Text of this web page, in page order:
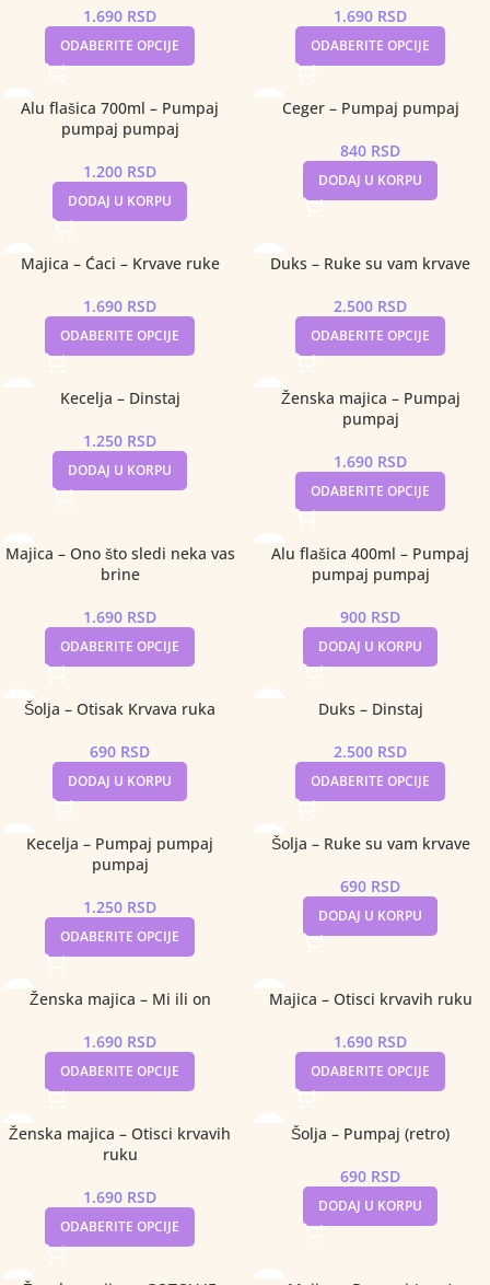
1.690 RSD
ODABERITE OPCIJE
1.690 RSD
ODABERITE OPCIJE
Alu flašica 700ml – Pumpaj
pumpaj pumpaj
1.200 RSD
DODAJ U KORPU
Ceger – Pumpaj pumpaj
840 RSD
DODAJ U KORPU
Majica – Ćaci – Krvave ruke
1.690 RSD
ODABERITE OPCIJE
Duks – Ruke su vam krvave
2.500 RSD
ODABERITE OPCIJE
Kecelja – Dinstaj
1.250 RSD
DODAJ U KORPU
Ženska majica – Pumpaj
pumpaj
1.690 RSD
ODABERITE OPCIJE
Majica – Ono što sledi neka vas
brine
1.690 RSD
ODABERITE OPCIJE
Alu flašica 400ml – Pumpaj
pumpaj pumpaj
900 RSD
DODAJ U KORPU
Šolja – Otisak Krvava ruka
690 RSD
DODAJ U KORPU
Duks – Dinstaj
2.500 RSD
ODABERITE OPCIJE
Kecelja – Pumpaj pumpaj
pumpaj
1.250 RSD
ODABERITE OPCIJE
Šolja – Ruke su vam krvave
690 RSD
DODAJ U KORPU
Ženska majica – Mi ili on
1.690 RSD
ODABERITE OPCIJE
Majica – Otisci krvavih ruku
1.690 RSD
ODABERITE OPCIJE
Ženska majica – Otisci krvavih
ruku
1.690 RSD
ODABERITE OPCIJE
Šolja – Pumpaj (retro)
690 RSD
DODAJ U KORPU